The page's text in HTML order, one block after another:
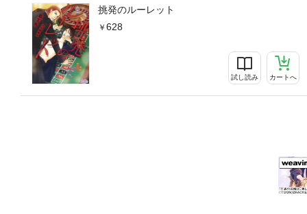
挑発のルーレット
628
試し読み カートへ